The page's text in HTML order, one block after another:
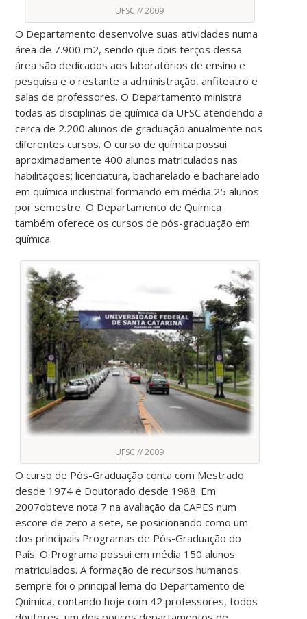
UFSC // 2009
O Departamento desenvolve suas atividades numa
área de 7.900 m2, sendo que dois terços dessa
área são dedicados aos laboratórios de ensino e
pesquisa e o restante a administração, anfiteatro e
salas de professores. O Departamento ministra
todas as disciplinas de química da UFSC atendendo a
cerca de 2.200 alunos de graduação anualmente nos
diferentes cursos. O curso de química possui
aproximadamente 400 alunos matriculados nas
habilitações; licenciatura, bacharelado e bacharelado
em química industrial formando em média 25 alunos
por semestre. O Departamento de Química
também oferece os cursos de pós-graduação em
química.
UFSC // 2009
O curso de Pós-Graduação conta com Mestrado
desde 1974 e Doutorado desde 1988. Em
2007obteve nota 7 na avaliação da CAPES num
escore de zero a sete, se posicionando como um
dos principais Programas de Pós-Graduação do
País. O Programa possui em média 150 alunos
matriculados. A formação de recursos humanos
sempre foi o principal lema do Departamento de
Química, contando hoje com 42 professores, todos